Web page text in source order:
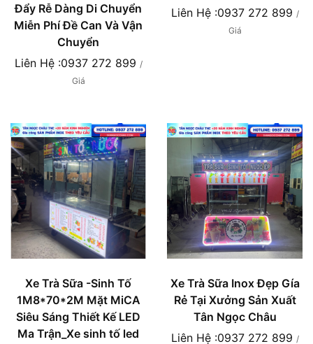
Đẩy Rễ Dàng Di Chuyển
Miễn Phí Đề Can Và Vận
Chuyển
Liên Hệ :0937 272 899 /
Giá
Liên Hệ :0937 272 899 /
Giá
Xe Trà Sữa -Sinh Tố
1M8*70*2M Mặt MiCA
Siêu Sáng Thiết Kế LED
Ma Trận_Xe sinh tố led
Xe Trà Sữa Inox Đẹp Gía
Rẻ Tại Xưởng Sản Xuất
Tân Ngọc Châu
Liên Hệ :0937 272 899 /